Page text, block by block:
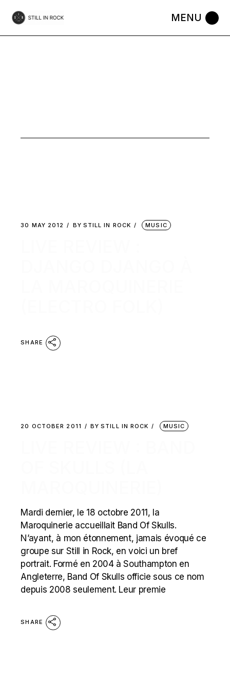
the
30 MAY 2012 BY STILL IN ROCK MUSIC
SHARE
20 OCTOBER 2011 BY STILL IN ROCK MUSIC
Mardi dernier, le 18 octobre 2011, la
Maroquinerie accueillait Band Of Skulls.
N’ayant, à mon étonnement, jamais évoqué ce
groupe sur Still in Rock, en voici un bref
portrait. Formé en 2004 à Southampton en
Angleterre, Band Of Skulls officie sous ce nom
depuis 2008 seulement. Leur premie
SHARE